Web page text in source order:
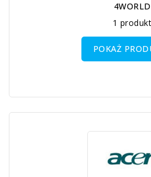
4WORLD
1 produkt
POKAŻ